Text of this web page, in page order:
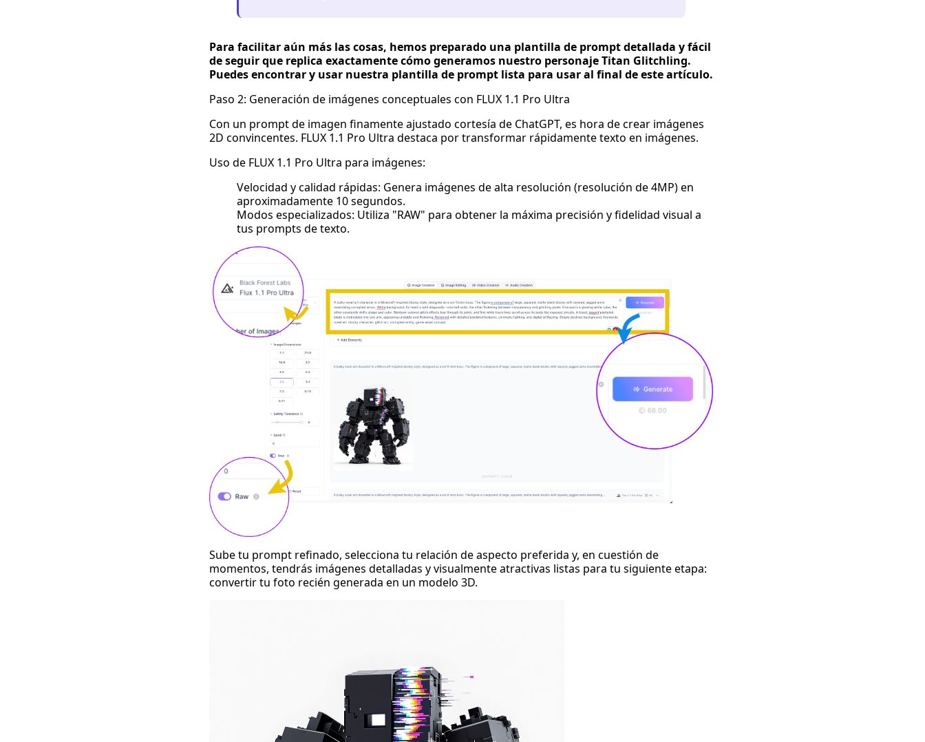
Para facilitar aún más las cosas, hemos preparado una plantilla de prompt detallada y fácil
de seguir que replica exactamente cómo generamos nuestro personaje Titan Glitchling.
Puedes encontrar y usar nuestra plantilla de prompt lista para usar al final de este artículo.
Paso 2: Generación de imágenes conceptuales con FLUX 1.1 Pro Ultra
Con un prompt de imagen finamente ajustado cortesía de ChatGPT, es hora de crear imágenes
2D convincentes. FLUX 1.1 Pro Ultra destaca por transformar rápidamente texto en imágenes.
Uso de FLUX 1.1 Pro Ultra para imágenes:
Velocidad y calidad rápidas: Genera imágenes de alta resolución (resolución de 4MP) en
aproximadamente 10 segundos.
Modos especializados: Utiliza "RAW" para obtener la máxima precisión y fidelidad visual a
tus prompts de texto.
Sube tu prompt refinado, selecciona tu relación de aspecto preferida y, en cuestión de
momentos, tendrás imágenes detalladas y visualmente atractivas listas para tu siguiente etapa:
convertirtu foto recién generada en un modelo 3D.